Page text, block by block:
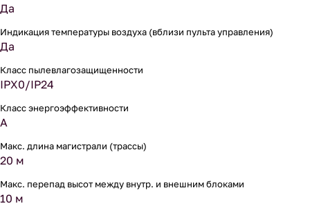
Да
Индикация температуры воздуха (вблизи пульта управления)
Да
Класс пылевлагозащищенности
IPX0/IP24
Класс энергоэффективности
A
Макс. длина магистрали (трассы)
20 м
Макс. перепад высот между внутр. и внешним блоками
10 м